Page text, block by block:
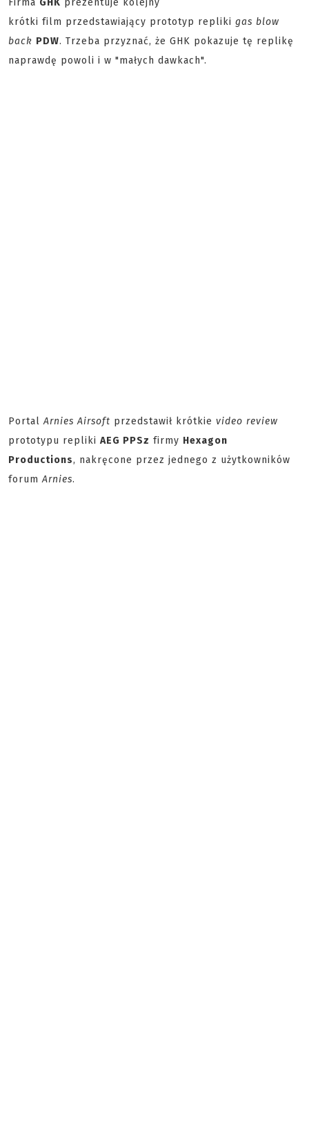
Firma GHK prezentuje kolejny
krótki film przedstawiający prototyp repliki gas blow
back PDW. Trzeba przyznać, że GHK pokazuje tę replikę
naprawdę powoli i w "małych dawkach".
PortalArnies Airsoft przedstawił krótkie video review
prototypu repliki AEG PPSz firmy Hexagon
Productions, nakręcone przez jednego z użytkowników
forumArnies.